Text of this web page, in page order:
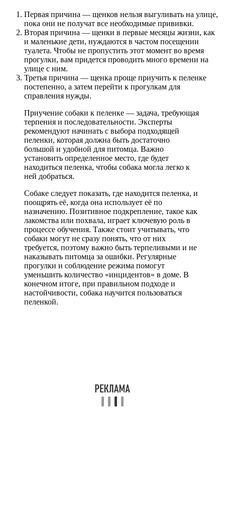
Первая причина — щенков нельзя выгуливать на улице,
пока они не получат все необходимые прививки.
Вторая причина — щенки в первые месяцы жизни, как
и маленькие дети, нуждаются в частом посещении
туалета. Чтобы не пропустить этот момент во время
прогулки, вам придется проводить много времени на
улице с ним.
Третья причина — щенка проще приучить к пеленке
постепенно, а затем перейти к прогулкам для
справления нужды.
Приучение собаки к пеленке — задача, требующая
терпения и последовательности. Эксперты
рекомендуют начинать с выбора подходящей
пеленки, которая должна быть достаточно
большой и удобной для питомца. Важно
установить определенное место, где будет
находиться пеленка, чтобы собака могла легко к
ней добраться.
Собаке следует показать, где находится пеленка, и
поощрять её, когда она использует её по
назначению. Позитивное подкрепление, такое как
лакомства или похвала, играет ключевую роль в
процессе обучения. Также стоит учитывать, что
собаки могут не сразу понять, что от них
требуется, поэтому важно быть терпеливыми и не
наказывать питомца за ошибки. Регулярные
прогулки и соблюдение режима помогут
уменьшить количество «инцидентов» в доме. В
конечном итоге, при правильном подходе и
настойчивости, собака научится пользоваться
пеленкой.